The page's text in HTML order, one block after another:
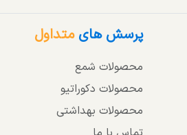
پرسش هایمتداول
محصولات شمع
محصولات دکوراتیو
محصولات بهداشتی